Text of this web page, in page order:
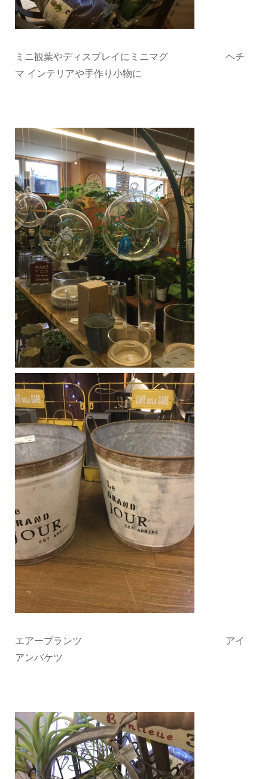
ミニ観葉やディスプレイにミニマグ ヘチ
マ インテリアや手作り小物に
エアープランツ アイ
アンバケツ